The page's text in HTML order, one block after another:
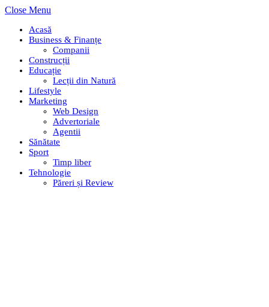
Close Menu
Acasă
Business & Finanțe
Companii
Construcții
Educație
Lecții din Natură
Lifestyle
Marketing
Web Design
Advertoriale
Agentii
Sănătate
Sport
Timp liber
Tehnologie
Păreri și Review